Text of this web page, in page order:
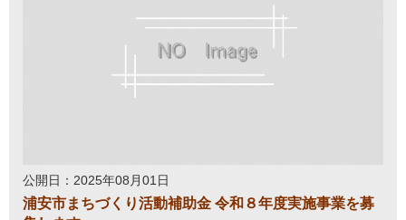
公開日：2025年08月01日
浦安市まちづくり活動補助金 令和８年度実施事業を募